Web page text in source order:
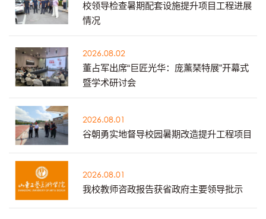
校领导检查暑期配套设施提升项目工程进展
情况
2026.08.02
董占军出席“巨匠光华：庞薰琹特展”开幕式
暨学术研讨会
2026.08.01
谷朝勇实地督导校园暑期改造提升工程项目
2026.08.01
我校教师咨政报告获省政府主要领导批示